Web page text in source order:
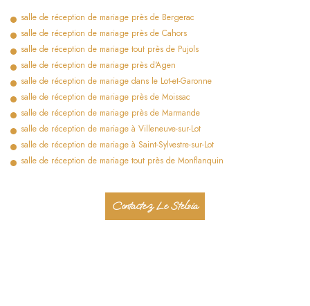
salle de réception de mariage près de Bergerac
salle de réception de mariage près de Cahors
salle de réception de mariage tout près de Pujols
salle de réception de mariage près d'Agen
salle de réception de mariage dans le Lot-et-Garonne
salle de réception de mariage près de Moissac
salle de réception de mariage près de Marmande
salle de réception de mariage à Villeneuve-sur-Lot
salle de réception de mariage à Saint-Sylvestre-sur-Lot
salle de réception de mariage tout près de Monflanquin
Contactez Le Stelsia